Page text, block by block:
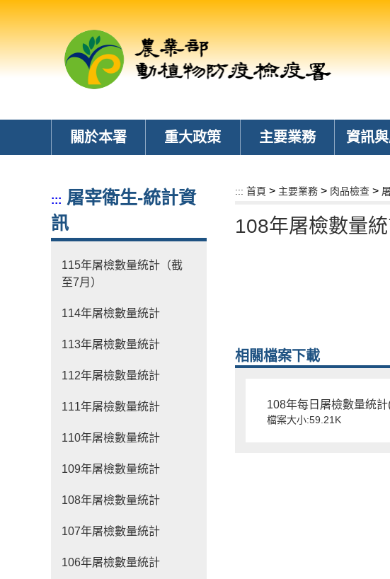
關於本署 重大政策 主要業務 資訊
::: 屠宰衛生-統計資
訊
115年屠檢數量統計（截
至7月）
114年屠檢數量統計
113年屠檢數量統計
112年屠檢數量統計
111年屠檢數量統計
110年屠檢數量統計
109年屠檢數量統計
108年屠檢數量統計
107年屠檢數量統計
106年屠檢數量統計
::: 首頁 > 主要業務 > 肉品檢查 >
108年屠檢數量
相關檔案下載
108年每日屠檢數量統
檔案大小:59.21K